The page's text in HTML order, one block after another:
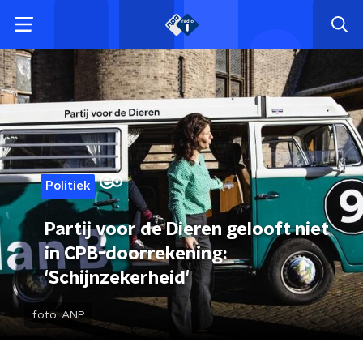
Politiek
Partij voor de Dieren gelooft niet
in CPB-doorrekening:
'Schijnzekerheid'
foto: ANP